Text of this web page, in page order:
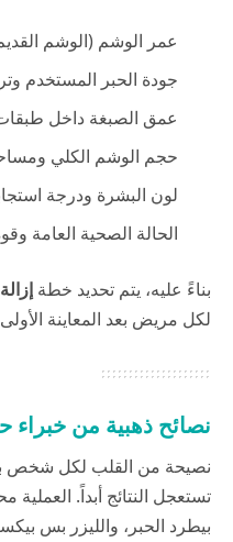
عمر الوشم (الوشم
جودة الحبر المستخدم
عمق الصبغة داخل طبقات
حجم الوشم الكلي
لون البشرة ودرجة
الحالة الصحية العامة
بناءً عليه، يتم تحديد خطة
لكل مريض بعد المعاينة
نصائح ذهبية من خبراء
نصيحة من القلب لكل شخص
تستعجل النتائج أبداً.
بيطرد الحبر، والليزر بس